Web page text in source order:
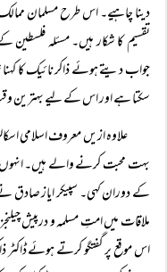
دینا چاہیے۔ اس طرح مسلمان
تقسیم کا شکار ہیں۔ مسئلہ
جواب دیتے ہوئے ذاکر نائیک کا
سکتا ہے اور اس کے لیے بہترین
علاوہ ازیں معروف اسلامی
بہت محبت کرنے والے ہیں۔ انہوں
کے دوران کہی۔ سپیکر ایاز صادق نے
ملاقات میں امتِ مسلمہ و درپیش
اس موقع پر گفتگو کرتے ہوئے ڈاکٹر